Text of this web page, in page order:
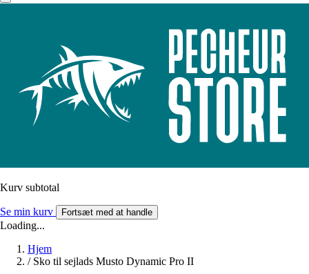
Kurv subtotal
Se min kurv Fortsæt med at handle
Loading...
Hjem
/ Sko til sejlads Musto Dynamic Pro II